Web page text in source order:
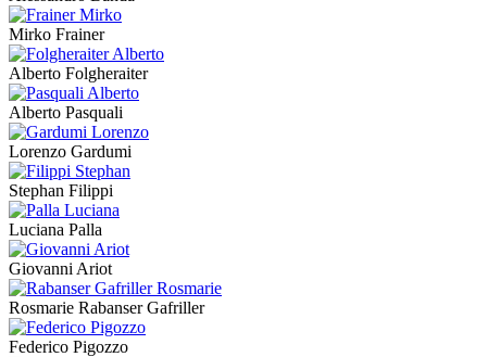
Mirko Frainer
Alberto Folgheraiter
Alberto Pasquali
Lorenzo Gardumi
Stephan Filippi
Luciana Palla
Giovanni Ariot
Rosmarie Rabanser Gafriller
Federico Pigozzo